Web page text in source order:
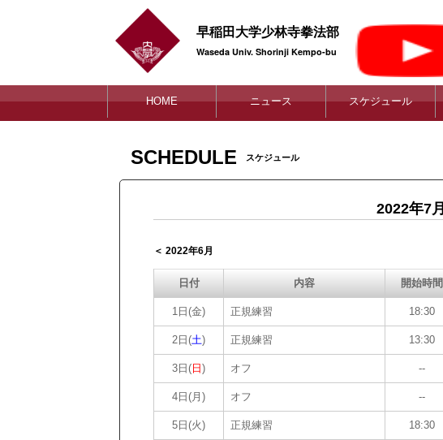
早稲田大学少林寺拳法部
Waseda Univ. Shorinji Kempo-bu
HOME ニュース スケジュール
SCHEDULE スケジュール
2022年7月
＜ 2022年6月
日付 内容 開始時間
1日(金) 正規練習 18:30
2日(土) 正規練習 13:30
3日( 日) オフ --
4日(月) オフ --
5日(火) 正規練習 18:30